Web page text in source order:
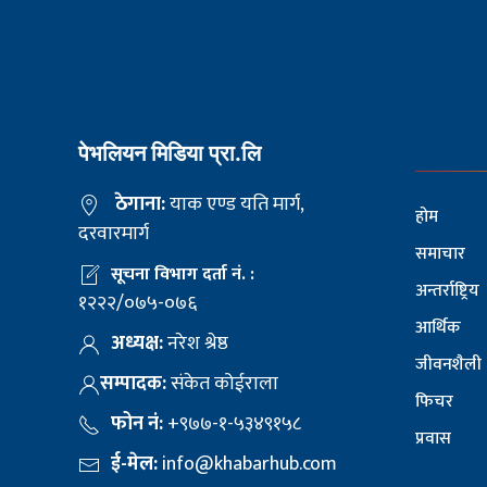
पेभलियन मिडिया प्रा.लि
ठेगाना:याक एण्ड यति मार्ग,
दरवारमार्ग
सूचना विभाग दर्ता नं. :
१२२२/०७५-०७६
अध्यक्ष:नरेश श्रेष्ठ
सम्पादक:संकेत कोईराला
फोन नं:+९७७-१-५३४९१५८
ई-मेल:info@khabarhub.com
होम
समाचार
अन्तर्राष्ट्रिय
आर्थिक
जीवनशैली
फिचर
प्रवास